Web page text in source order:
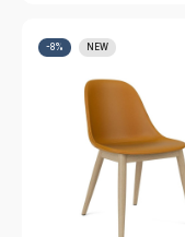
-8% NEW